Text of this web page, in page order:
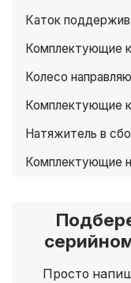
Каток
Комплектующие
Колесо
Комплектующие
Натяжитель в
Комплектующие
Просто